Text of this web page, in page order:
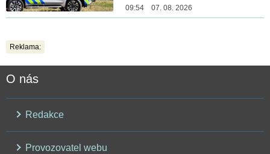
09:54 07. 08. 2026
Reklama:
O nás
Redakce
Provozovatel webu